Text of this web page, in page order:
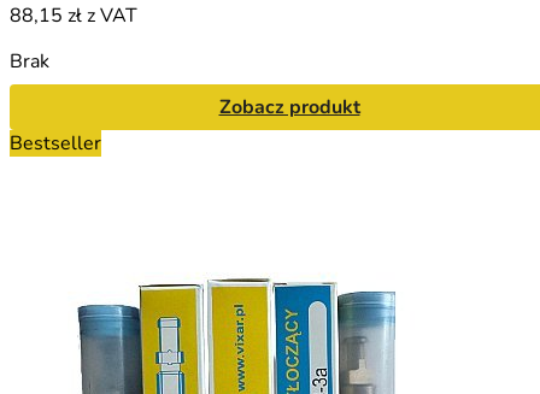
88,15 złz VAT
Brak
Zobacz produkt
Bestseller